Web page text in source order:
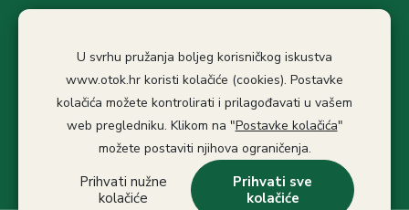
Stanka: 10:30-11.00
Politika privatnosti
Izjava o pristupačnosti
Pristup informacijama
U svrhu pružanja boljeg korisničkog iskustva
www.otok.hr koristi kolačiće (cookies). Postavke
kolačića možete kontrolirati i prilagođavati u vašem
web pregledniku. Klikom na "Postavke kolačića"
možete postaviti njihova ograničenja.
Prihvati nužne
kolačiće
Prihvati sve
kolačiće